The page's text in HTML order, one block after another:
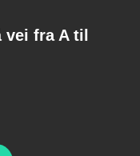
fra A til